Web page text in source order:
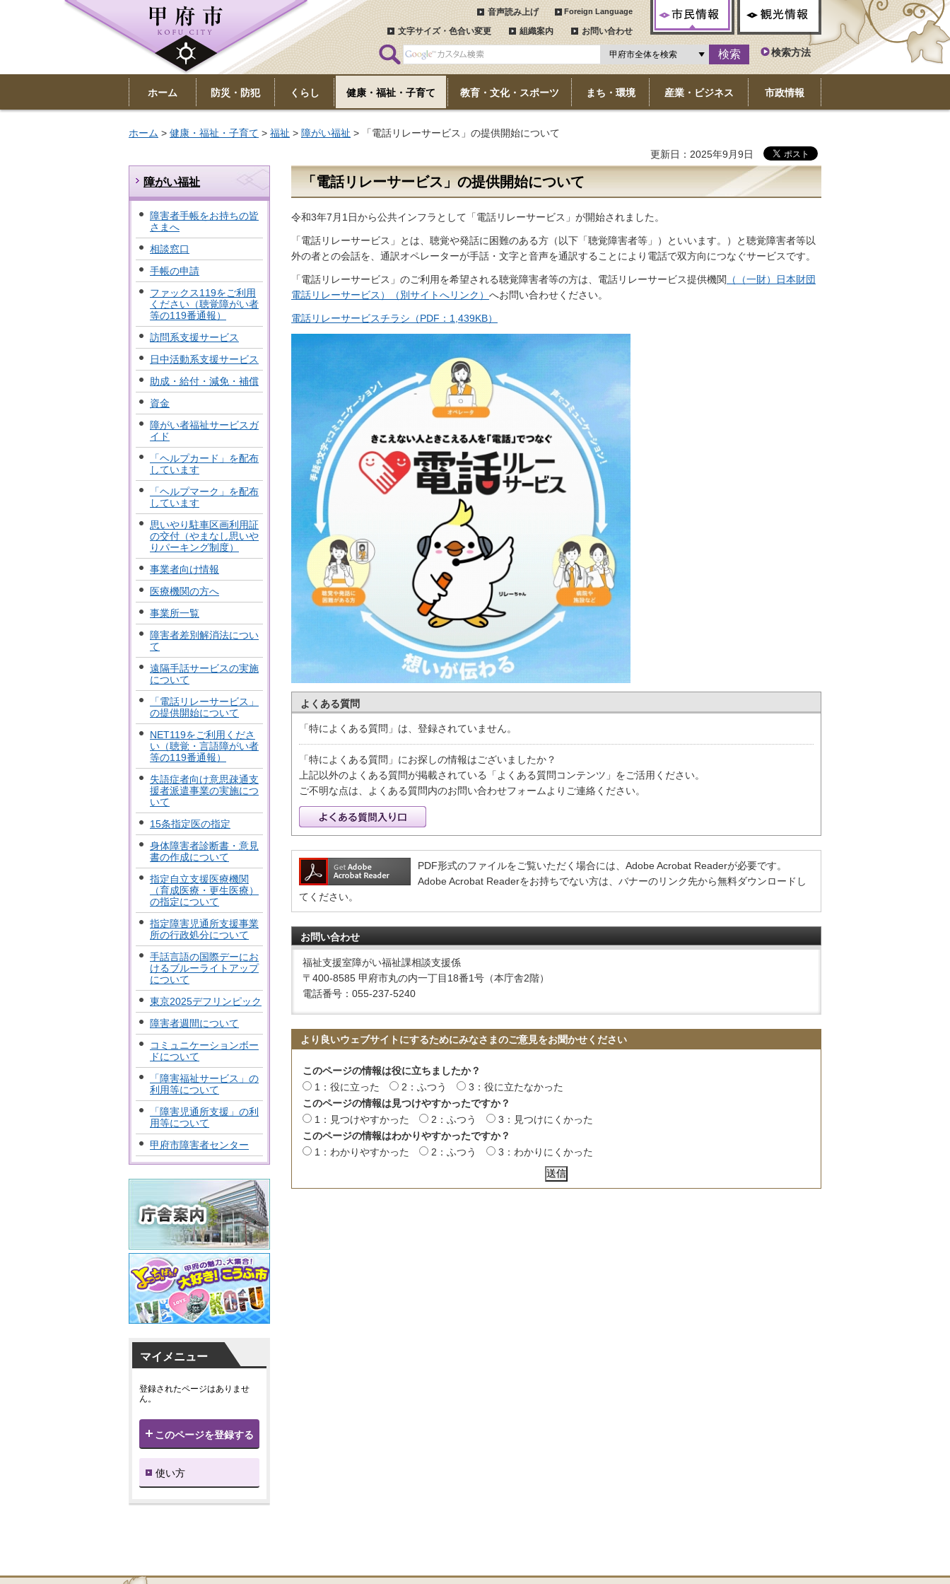
音声読み上げ Foreign Language
文字サイズ・色合い変更 組織案内 お問い合わせ
検索方法
ホーム 防災・防犯 くらし 健康・福祉・子育て 教育・文化・スポーツ まち・環境 産業・ビジネス 市政情報
ホーム > 健康・福祉・子育て > 福祉 > 障がい福祉 > 「電話リレーサービス」の提供開始について
更新日：2025年9月9日
障がい福祉
障害者手帳をお持ちの皆
さまへ
相談窓口
手帳の申請
ファックス119をご利用
ください（聴覚障がい者
等の119番通報）
訪問系支援サービス
日中活動系支援サービス
助成・給付・減免・補償
資金
障がい者福祉サービスガ
イド
「ヘルプカード」を配布
しています
「ヘルプマーク」を配布
しています
思いやり駐車区画利用証
の交付（やまなし思いや
りパーキング制度）
事業者向け情報
医療機関の方へ
事業所一覧
障害者差別解消法につい
て
遠隔手話サービスの実施
について
「電話リレーサービス」
の提供開始について
NET119をご利用くださ
い（聴覚・言語障がい者
等の119番通報）
失語症者向け意思疎通支
援者派遣事業の実施につ
いて
15条指定医の指定
身体障害者診断書・意見
書の作成について
指定自立支援医療機関
（育成医療・更生医療）
の指定について
指定障害児通所支援事業
所の行政処分について
手話言語の国際デーにお
けるブルーライトアップ
について
東京2025デフリンピック
障害者週間について
コミュニケーションボー
ドについて
「障害福祉サービス」の
利用等について
「障害児通所支援」の利
用等について
甲府市障害者センター
マイメニュー
登録されたページはありませ
ん。
このページを登録する
使い方
「電話リレーサービス」の提供開始について
令和3年7月1日から公共インフラとして「電話リレーサービス」が開始されました。
「電話リレーサービス」とは、聴覚や発話に困難のある方（以下「聴覚障害者等」）といいます。）と聴覚障害者等以
外の者との会話を、通訳オペレーターが手話・文字と音声を通訳することにより電話で双方向につなぐサービスです。
「電話リレーサービス」のご利用を希望される聴覚障害者等の方は、電話リレーサービス提供機関 （（一財）日本財団
電話リレーサービス）（別サイトへリンク） へお問い合わせください。
電話リレーサービスチラシ（PDF：1,439KB）
よくある質問
「特によくある質問」は、登録されていません。
「特によくある質問」にお探しの情報はございましたか？
上記以外のよくある質問が掲載されている「よくある質問コンテンツ」をご活用ください。
ご不明な点は、よくある質問内のお問い合わせフォームよりご連絡ください。
PDF形式のファイルをご覧いただく場合には、Adobe Acrobat Readerが必要です。
Adobe Acrobat Readerをお持ちでない方は、バナーのリンク先から無料ダウンロードし
てください。
お問い合わせ
福祉支援室障がい福祉課相談支援係
〒400-8585 甲府市丸の内一丁目18番1号（本庁舎2階）
電話番号：055-237-5240
より良いウェブサイトにするためにみなさまのご意見をお聞かせください
このページの情報は役に立ちましたか？
1：役に立った
2：ふつう
3：役に立たなかった
このページの情報は見つけやすかったですか？
1：見つけやすかった
2：ふつう
3：見つけにくかった
このページの情報はわかりやすかったですか？
1：わかりやすかった
2：ふつう 3：わかりにくかった